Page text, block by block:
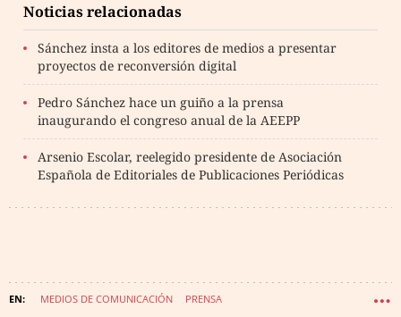
Noticias relacionadas
Sánchez insta a los editores de medios a presentar
proyectos de reconversión digital
Pedro Sánchez hace un guiño a la prensa
inaugurando el congreso anual de la AEEPP
Arsenio Escolar, reelegido presidente de Asociación
Española de Editoriales de Publicaciones Periódicas
MEDIOS DE COMUNICACIÓN PRENSA